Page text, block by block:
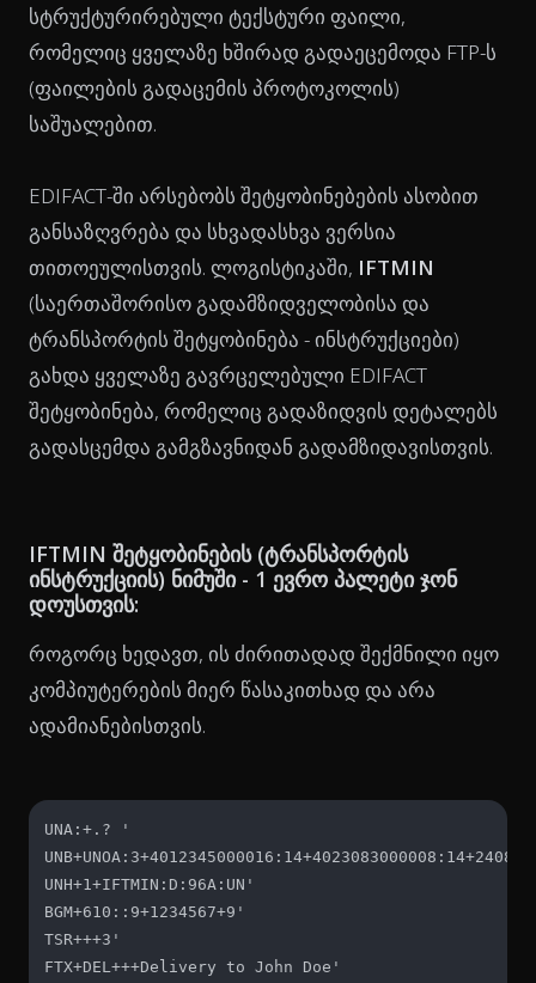
სტრუქტურირებული ტექსტური ფაილი,
რომელიც ყველაზე ხშირად გადაეცემოდა FTP-ს
(ფაილების გადაცემის პროტოკოლის)
საშუალებით.
EDIFACT-ში არსებობს შეტყობინებების ასობით
განსაზღვრება და სხვადასხვა ვერსია
თითოეულისთვის. ლოგისტიკაში, IFTMIN
(საერთაშორისო გადამზიდველობისა და
ტრანსპორტის შეტყობინება - ინსტრუქციები)
გახდა ყველაზე გავრცელებული EDIFACT
შეტყობინება, რომელიც გადაზიდვის დეტალებს
გადასცემდა გამგზავნიდან გადამზიდავისთვის.
IFTMIN შეტყობინების (ტრანსპორტის
ინსტრუქციის) ნიმუში - 1 ევრო პალეტი ჯონ
დოუსთვის:
როგორც ხედავთ, ის ძირითადად შექმნილი იყო
კომპიუტერების მიერ წასაკითხად და არა
ადამიანებისთვის.
UNA:+.? '
UNH+1+IFTMIN:D:96A:UN'
BGM+610::9+1234567+9'
TSR+++3'
FTX+DEL+++Delivery to John Doe'